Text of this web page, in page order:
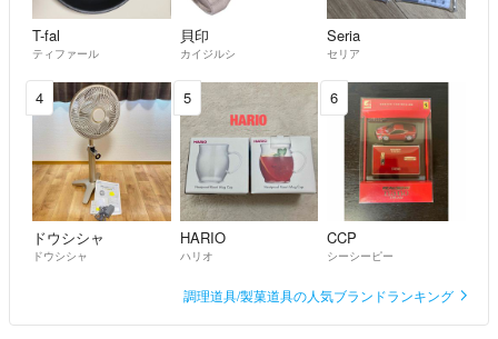
T-fal
ティファール
貝印
カイジルシ
Seria
セリア
4
ドウシシャ
ドウシシャ
5
HARIO
ハリオ
6
CCP
シーシーピー
調理道具/製菓道具の人気ブランドランキング